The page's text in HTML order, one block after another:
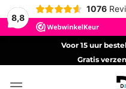
8,8
1076
Voor 15 uur
Gratis